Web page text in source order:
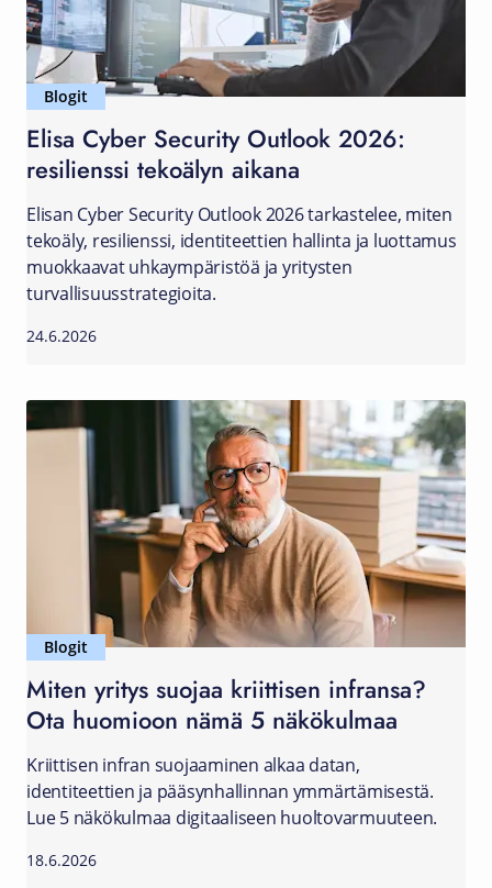
Blogit
Elisa Cyber Security Outlook 2026:
resilienssi tekoälyn aikana
Elisan Cyber Security Outlook 2026 tarkastelee, miten
tekoäly, resilienssi, identiteettien hallinta ja luottamus
muokkaavat uhkaympäristöä ja yritysten
turvallisuusstrategioita.
24.6.2026
Blogit
Miten yritys suojaa kriittisen infransa?
Ota huomioon nämä 5 näkökulmaa
Kriittisen infran suojaaminen alkaa datan,
identiteettien ja pääsynhallinnan ymmärtämisestä.
Lue 5 näkökulmaa digitaaliseen huoltovarmuuteen.
18.6.2026